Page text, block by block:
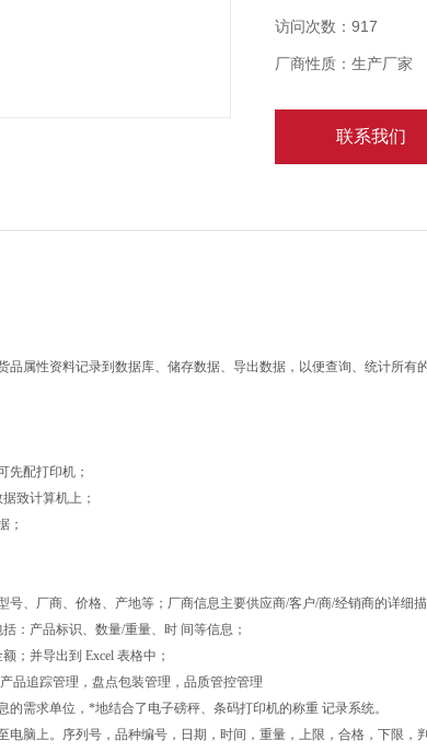
统自动保存数据达计
访问次数：917
厂商性质：生产厂家
联系我们
属性资料记录到数据库、储存数据、导出数据，以便查询、统计所有
先配打印机；
致计算机上；
；
、厂商、价格、产地等；厂商信息主要供应商/客户/商/经销商的详细
：产品标识、数量/重量、时 间等信息；
；并导出到 Excel 表格中；
品追踪管理，盘点包装管理，品质管控管理
需求单位，*地结合了电子磅秤、条码打印机的称重 记录系统。
电脑上。序列号，品种编号，日期，时间，重量，上限，合格，下限，